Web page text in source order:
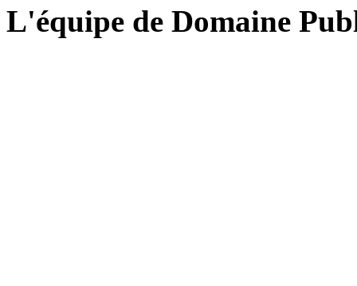
L'équipe de Domaine